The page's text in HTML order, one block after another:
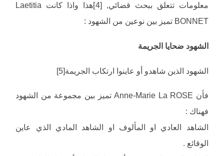
معلومات تتعلق ببحث قضائي, [4]هذا واذا كانت Laetitia
BONNET تميز بين نوعين من الشهود :
الشهود ضحايا الجريمة
الشهود الذين شاهدو أو عاينوا ارتكاب الجريمة[5]
فأن Anne-Marie La ROSE تميز بين مجموعة من الشهود
فهناك :
الشاهد العادي او المألوف او الشاهد المادي الذي عاين
الوقائع .